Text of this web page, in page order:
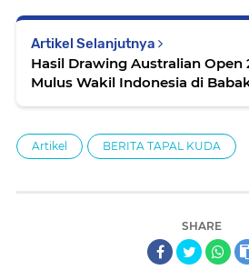
Artikel Selanjutnya
Hasil Drawing Australian Open
Mulus Wakil Indonesia di
Artikel BERITA TAPAL KUDA
SHARE